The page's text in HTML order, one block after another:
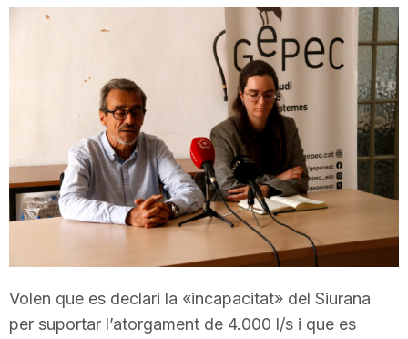
t
T
r
Volen que es declari la «incapacitat» del Siurana
per suportar l’atorgament de 4.000 l/s i que es